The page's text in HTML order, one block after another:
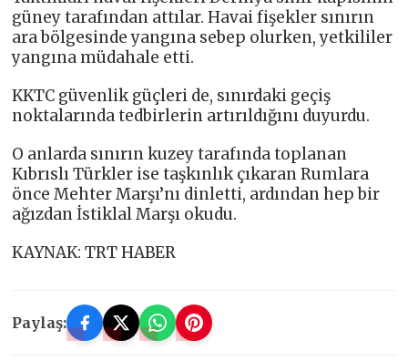
güney tarafından attılar. Havai fişekler sınırın
ara bölgesinde yangına sebep olurken, yetkililer
yangına müdahale etti.
KKTC güvenlik güçleri de, sınırdaki geçiş
noktalarında tedbirlerin artırıldığını duyurdu.
O anlarda sınırın kuzey tarafında toplanan
Kıbrıslı Türkler ise taşkınlık çıkaran Rumlara
önce Mehter Marşı’nı dinletti, ardından hep bir
ağızdan İstiklal Marşı okudu.
KAYNAK: TRT HABER
Paylaş: